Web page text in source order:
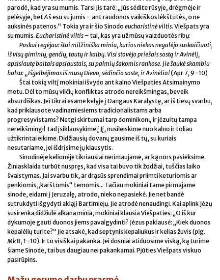
parodė, kad yra su mumis. Tarsi Jis tarė: „Jūs sėdite rūsyje, drėgmėje ir
pelėsyje, betAš esu su jumis – ant raudonos vaikiškos lėkštutės, o ne
auksinės patenos.“ Tokia yra ir šio Sinodo eucharistinė viltis. Viešpats yra
su mumis. Eucharistinė viltis – tai, kas yra už mūsų vaizduotės ribų:
Paskui regėjau: štai milžiniška minia, kurios niekas negalėjo suskaičiuoti,
iš visų giminių, genčių, tautų ir kalbų. Visi stovėjo priešais sostą ir Avinėlį,
apsisiautę baltais apsiaustais, su palmių šakomis rankose. Jie šaukė skambiu
balsu: „Išgelbėjimas iš mūsų Dievo, sėdinčio soste, ir Avinėlio!(Apr 7, 9–10)
Štai tokią viltį mokiniai išvydo ant kalno Viešpaties Atsimainymo
metu. Dėl to mūsų vilčių konfliktas atrodo nereikšmingas, beveik
absurdiškas. Jei tikrai esame kelyje į Dangaus Karalystę, ar iš tiesų svarbu,
kad priklausote vadinamiesiems tradicionalistams arba
progresyvistams? Netgi skirtumai tarp dominikonų ir jėzuitų tampa
nereikšmingi! Tad įsiklausykime į Jį, nusileiskime nuo kalno ir toliau
užtikrintai eikime. Didžiausių dovanų gausime iš tų, su kuriais
nesutariame, jei išdrįsime jų klausytis.
Sinodinėje kelionėje tikriausiai nerimaujame, ar ką nors pasieksime.
Žiniasklaida turbūt nuspręs, kad visa tai buvo tik žodžiai, tuščias laiko
švaistymas. Jai svarbu tik, ar drąsūs sprendimai priimti keturiomis ar
penkiomis „karštomis“ temomis... Tačiau mokiniai tame pirmajame
sinode, eidami į Jeruzalę, atrodo, nieko nepasiekė. Jie net bandė
sutrukdyti išgydyti akląjį Bartimiejų. Jie atrodė nenaudingi. Kai aplink Jėzų
susirenka didžiulė alkana minia, mokiniai klausia Viešpaties: „O iš kur
dykumoje gauti duonos jiems pavalgydinti? Jėzus paklausė: „Kiek duonos
kepalėlių turite?“ Jie atsakė, kad septynis kepaliukus ir kelias žuvis (plg.
Mk8, 1–10). Ir to visiškai pakanka. Jei dosniai atiduosime viską, ką turime
šiame Sinode, tai bus daugiau nei pakankamai. Pjūties Viešpats viskuo
pasirūpins.